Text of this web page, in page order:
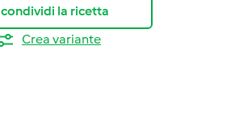
condividi la ricetta
Crea variante